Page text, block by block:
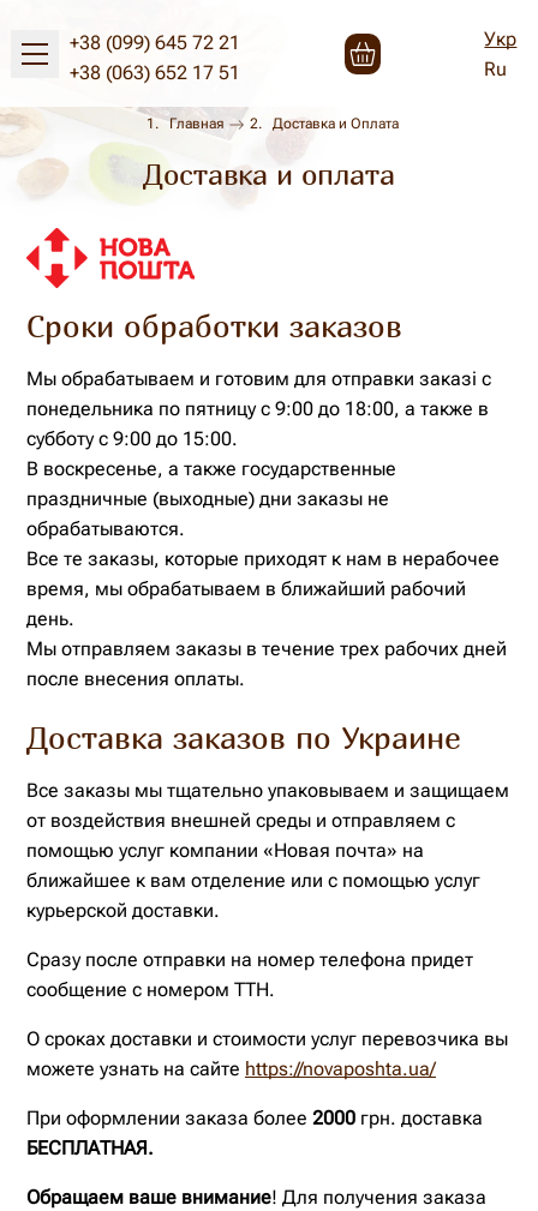
+38 (099) 645 72 21
+38 (063) 652 17 51
Укр
Ru
Главная Доставка и Оплата
Доставка и оплата
Сроки обработки заказов
Мы обрабатываем и готовим для отправки заказі с
понедельника по пятницу с 9:00 до 18:00, а также в
субботу с 9:00 до 15:00.
В воскресенье, а также государственные
праздничные (выходные) дни заказы не
обрабатываются.
Все те заказы, которые приходят к нам в нерабочее
время, мы обрабатываем в ближайший рабочий
день.
Мы отправляем заказы в течение трех рабочих дней
после внесения оплаты.
Доставка заказов по Украине
Все заказы мы тщательно упаковываем и защищаем
от воздействия внешней среды и отправляем с
помощью услуг компании «Новая почта» на
ближайшее к вам отделение или с помощью услуг
курьерской доставки.
Сразу после отправки на номер телефона придет
сообщение с номером ТТН.
О сроках доставки и стоимости услуг перевозчика вы
можете узнать на сайте https://novaposhta.ua/
При оформлении заказа более 2000 грн. доставка
БЕСПЛАТНАЯ.
Обращаем ваше внимание! Для получения заказа